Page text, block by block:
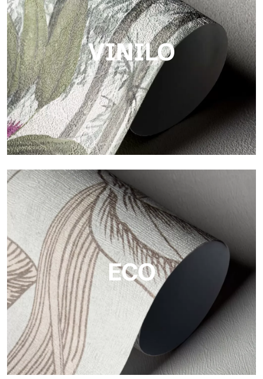
Acabado con trama fibrosa e irregular, con una textura suave
que aporta calidez y autenticidad a la superficie.
VINILO
Vinilo
Los acabados vinílicos de los papeles pintados de
Tecnografica ofrecen superficies resistentes, texturizadas y
visualmente sofisticadas.
ECO